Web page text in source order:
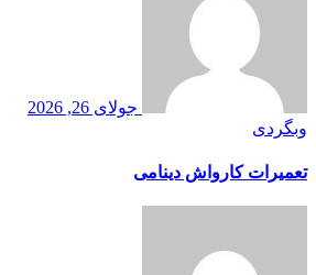
جولای 26, 2026
وبگردی
تعمیرات کارواش دینامی